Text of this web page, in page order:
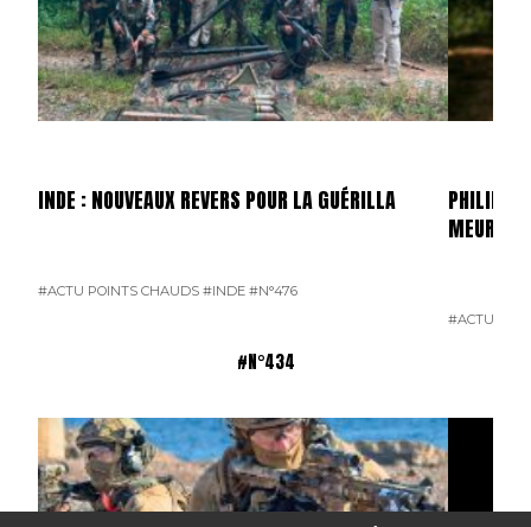
INDE : NOUVEAUX REVERS POUR LA GUÉRILLA
#ACTU POINTS CHAUDS #INDE #N°476
#ACTU
#N°434